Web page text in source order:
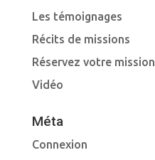
Les témoignages
Récits de missions
Réservez votre mission
Vidéo
Méta
Connexion